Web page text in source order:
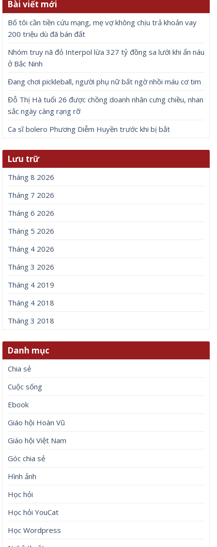
Bài viết mới
Bố tôi cần tiền cứu mạng, mẹ vợ không chịu trả khoản vay
200 triệu dù đã bán đất
Nhóm truy nã đỏ Interpol lừa 327 tỷ đồng sa lưới khi ẩn náu
ở Bắc Ninh
Đang chơi pickleball, người phụ nữ bất ngờ nhồi máu cơ tim
Đỗ Thị Hà tuổi 26 được chồng doanh nhân cưng chiều, nhan
sắc ngày càng rạng rỡ
Ca sĩ bolero Phương Diễm Huyền trước khi bị bắt
Lưu trữ
Tháng 8 2026
Tháng 7 2026
Tháng 6 2026
Tháng 5 2026
Tháng 4 2026
Tháng 3 2026
Tháng 4 2019
Tháng 4 2018
Tháng 3 2018
Danh mục
Chia sẻ
Cuộc sống
Ebook
Giáo hội Hoàn Vũ
Giáo hội Việt Nam
Góc chia sẻ
Hình ảnh
Học hỏi
Học hỏi YouCat
Học Wordpress